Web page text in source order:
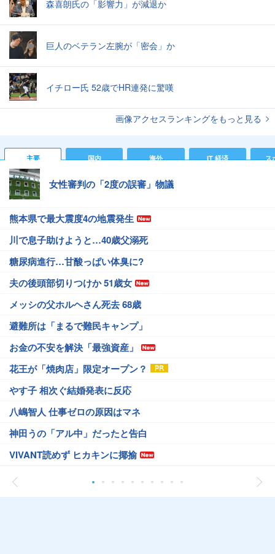
森喜朗氏の「影響力」が減退か
巨人のベテラン左腕が「密会」か
イチロー氏 52歳でHR連発に驚嘆
画像アクセスランキングをもっと見る
主要 国内 海外 IT 経済 ス
女性審判の「2度の誤審」物議
熊本県で最大震度4の地震発生
川で息子助けようと…40歳父溺死
糖尿病進行…甘酸っぱい体臭に?
夫の後頭部切りつけか 51歳女
メッシの父ホルヘさん死去 68歳
避難所は「まるで難民キャンプ」
お金の不安を解決「最強資産」
花王が「焼肉店」限定オープン？
やす子 相次ぐ結婚発表に反応
八嶋智人 仕事ゼロの原因はマネ
神田うの「アル中」だったと告白
VIVANT読めず ヒカキンに揶揄